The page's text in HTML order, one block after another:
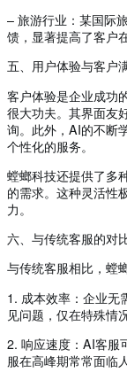
– 旅游行业：某国际
馈，显著提高了客户
五、用户体验与客户
客户体验是企业成功
很大功夫。其界面友
询。此外，AI的不断
个性化的服务。
螳螂科技还提供了多
的需求。这种灵活性
力。
六、与传统客服的对
与传统客服相比，螳
1. 成本效率：企业无
见问题，仅在特殊情
2. 响应速度：AI客服
服在高峰期常常面临